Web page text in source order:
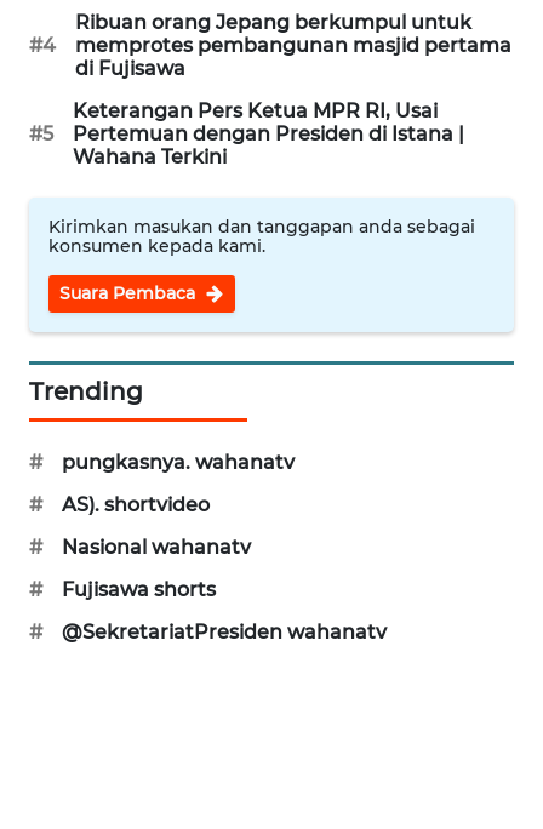
#4
Ribuan orang Jepang berkumpul untuk
memprotes pembangunan masjid pertama
di Fujisawa
#5
Keterangan Pers Ketua MPR RI, Usai
Pertemuan dengan Presiden di Istana |
Wahana Terkini
Kirimkan masukan dan tanggapan anda sebagai
konsumen kepada kami.
Suara Pembaca
Trending
#
pungkasnya. wahanatv
#
AS). shortvideo
#
Nasional wahanatv
#
Fujisawa shorts
#
@SekretariatPresiden wahanatv
WN
KUNINGAN
WN
MAJALENGKA
WN
SUBANG
WN
TIMUR
SEMARANG